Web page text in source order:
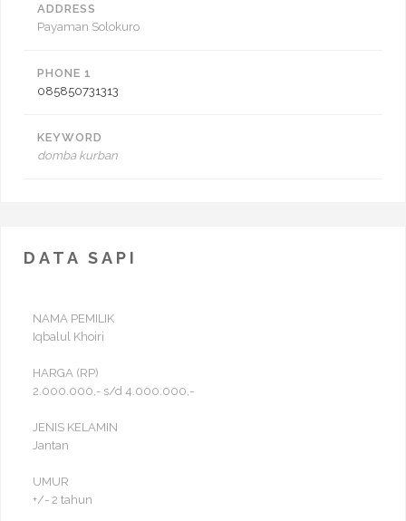
ADDRESS
Payaman Solokuro
PHONE 1
085850731313
KEYWORD
domba kurban
DATA SAPI
NAMA PEMILIK
Iqbalul Khoiri
HARGA (RP)
2.000.000,- s/d 4.000.000,-
JENIS KELAMIN
Jantan
UMUR
+/- 2 tahun